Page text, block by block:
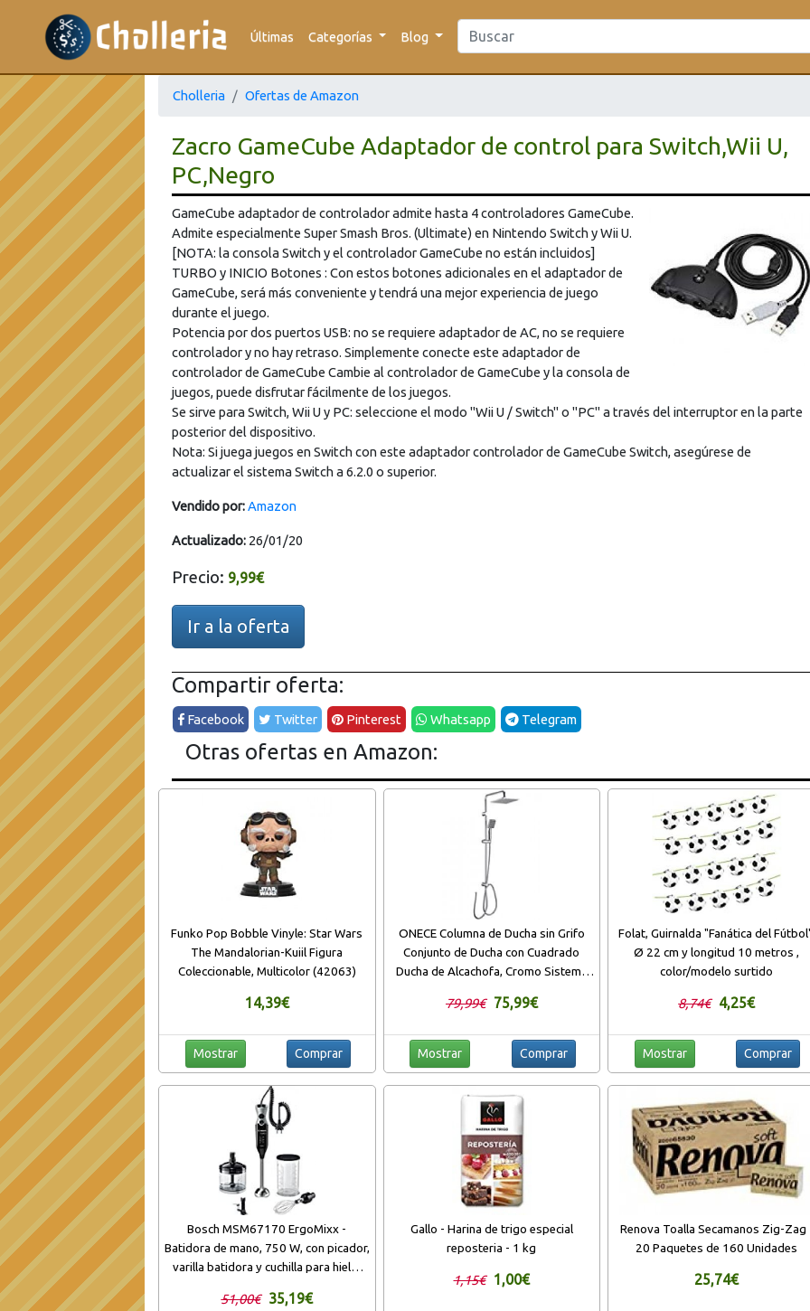
Últimas Categorías Blog
Cholleria Ofertas de Amazon
Zacro GameCube Adaptador de control para Switch,Wii U,
PC,Negro
GameCube adaptador de controlador admite hasta 4 controladores GameCube.
Admite especialmente Super Smash Bros. (Ultimate) en Nintendo Switch y Wii U.
[NOTA: la consola Switch y el controlador GameCube no están incluidos]
TURBO y INICIO Botones : Con estos botones adicionales en el adaptador de
GameCube, será más conveniente y tendrá una mejor experiencia de juego
durante el juego.
Potencia por dos puertos USB: no se requiere adaptador de AC, no se requiere
controlador y no hay retraso. Simplemente conecte este adaptador de
controlador de GameCube Cambie al controlador de GameCube y la consola de
juegos, puede disfrutar fácilmente de los juegos.
Se sirve para Switch, Wii U y PC: seleccione el modo "Wii U / Switch" o "PC" a través del interruptor en la parte
posterior del dispositivo.
Nota: Si juega juegos en Switch con este adaptador controlador de GameCube Switch, asegúrese de
actualizar el sistema Switch a 6.2.0 o superior.
Vendido por:Amazon
Actualizado: 26/01/20
Precio: 9,99€
Ir a la oferta
Compartir oferta:
Facebook Twitter Pinterest Whatsapp Telegram
Otras ofertas en Amazon:
Funko Pop Bobble Vinyle: Star Wars
The Mandalorian-Kuiil Figura
Coleccionable, Multicolor (42063)
14,39€
Mostrar Comprar
ONECE Columna de Ducha sin Grifo
Conjunto de Ducha con Cuadrado
Ducha de Alcachofa, Cromo Sistema
79,99€ 75,99€
Mostrar Comprar
Folat, Guirnalda "Fanática del
Ø 22 cm y longitud 10 metros ,
color/modelo surtido
8,74€ 4,25€
Mostrar Comprar
Bosch MSM67170 ErgoMixx -
Batidora de mano, 750 W, con picador,
varilla batidora y cuchilla para hielo,
51,00€ 35,19€
Gallo - Harina de trigo especial
reposteria - 1 kg
1,15€ 1,00€
Renova Toalla Secamanos Zig-Zag
20 Paquetes de 160 Unidades
25,74€